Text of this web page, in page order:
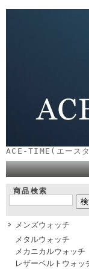
ACE-TIME(エース
商品検索
メンズウォッチ
メタルウォッチ
メカニカルウォッチ
レザーベルトウォッ